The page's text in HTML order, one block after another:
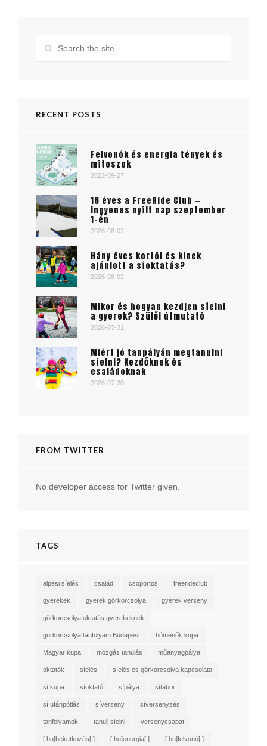
RECENT POSTS
Felvonók és energia tények és
mítoszok
2022-09-27
18 éves a FreeRide Club —
ingyenes nyílt nap szeptember
1-én
2026-08-02
Hány éves kortól és kinek
ajánlott a síoktatás?
2026-08-02
Mikor és hogyan kezdjen síelni
a gyerek? Szülői útmutató
2026-07-31
Miért jó tanpályán megtanulni
síelni? Kezdőknek és
családoknak
2026-07-30
FROM TWITTER
No developer access for Twitter given.
TAGS
alpesi síelés család csoportos freerideclub
gyerekek gyerek görkorcsolya gyerek verseny
görkorcsolya oktatás gyerekeknek
görkorcsolya tanfolyam Budapest hómenők kupa
Magyar kupa mozgás tanulás műanyagpálya
oktatók síelés síelés és görkorcsolya kapcsolata
sí kupa síoktató sípálya sítábor
sí utánpótlás síverseny síversenyzés
tanfolyamok tanulj síelni versenycsapat
[:hu]beiratkozás[:] [:hu]energia[:] [:hu]felvonó[:]